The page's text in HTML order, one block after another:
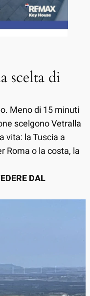
scelta di
Meno di 15 minuti
scelgono Vetralla
vita: la Tuscia a
Roma o la costa, la
DAL